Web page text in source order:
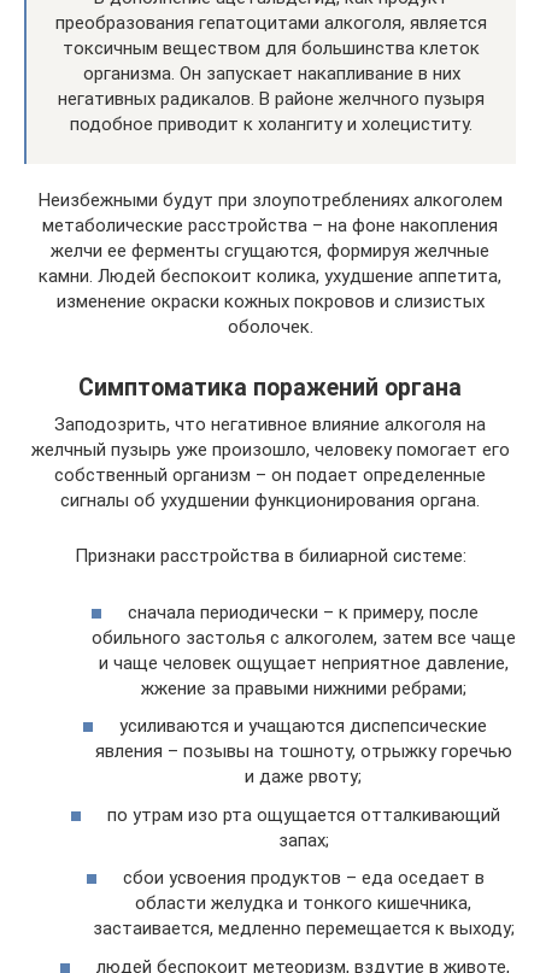
преобразования гепатоцитами алкоголя, является
токсичным веществом для большинства клеток
организма. Он запускает накапливание в них
негативных радикалов. В районе желчного пузыря
подобное приводит к холангиту и холециститу.
Неизбежными будут при злоупотреблениях алкоголем
метаболические расстройства – на фоне накопления
желчи ее ферменты сгущаются, формируя желчные
камни. Людей беспокоит колика, ухудшение аппетита,
изменение окраски кожных покровов и слизистых
оболочек.
Симптоматика поражений органа
Заподозрить, что негативное влияние алкоголя на
желчный пузырь уже произошло, человеку помогает его
собственный организм – он подает определенные
сигналы об ухудшении функционирования органа.
Признаки расстройства в билиарной системе:
сначала периодически – к примеру, после
обильного застолья с алкоголем, затем все чаще
и чаще человек ощущает неприятное давление,
жжение за правыми нижними ребрами;
усиливаются и учащаются диспепсические
явления – позывы на тошноту, отрыжку горечью
и даже рвоту;
по утрам изо рта ощущается отталкивающий
запах;
сбои усвоения продуктов – еда оседает в
области желудка и тонкого кишечника,
застаивается, медленно перемещается к выходу;
людей беспокоит метеоризм, вздутие в животе,